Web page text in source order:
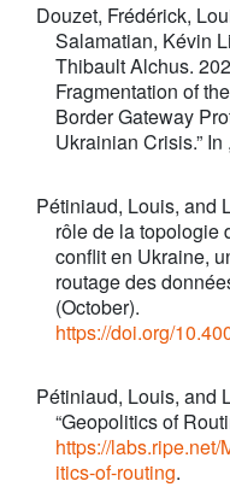
Douzet, Frédérick,
Salamatian, Kévin
Thibault Alchus.
Fragmentation of
Border Gateway
Ukrainian Crisis.”
Pétiniaud, Louis, and
rôle de la topologie
conflit en Ukraine,
routage des
(October).
https://doi.org/
Pétiniaud, Louis, and
“Geopolitics of
https://
itics-of-routing.